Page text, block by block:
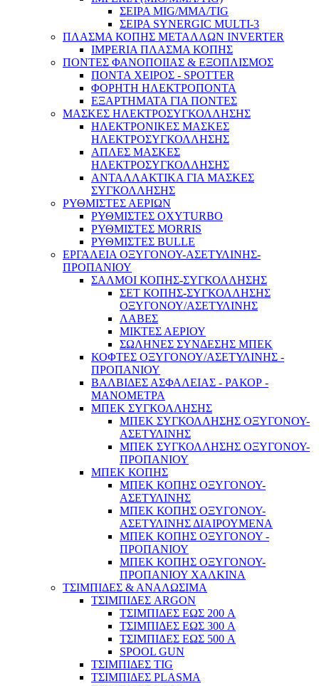
Μέσα Ατομικής Προστασίας
ΣΕΙΡΑ MIG/MMA/TIG
ΣΕΙΡΑ SYNERGIC MULTI-3
ΠΛΑΣΜΑ ΚΟΠΗΣ ΜΕΤΑΛΛΩΝ INVERTER
IMPERIA ΠΛΑΣΜΑ ΚΟΠΗΣ
ΠΟΝΤΕΣ ΦΑΝΟΠΟΙΙΑΣ & ΕΞΟΠΛΙΣΜΟΣ
ΠΟΝΤΑ ΧΕΙΡΟΣ - SPOTTER
ΦΟΡΗΤΗ ΗΛΕΚΤΡΟΠΟΝΤΑ
ΕΞΑΡΤΗΜΑΤΑ ΓΙΑ ΠΟΝΤΕΣ
ΜΑΣΚΕΣ ΗΛΕΚΤΡΟΣΥΓΚΟΛΛΗΣΗΣ
ΗΛΕΚΤΡΟΝΙΚΕΣ ΜΑΣΚΕΣ
ΗΛΕΚΤΡΟΣΥΓΚΟΛΛΗΣΗΣ
ΑΠΛΕΣ ΜΑΣΚΕΣ
ΗΛΕΚΤΡΟΣΥΓΚΟΛΛΗΣΗΣ
ΑΝΤΑΛΛΑΚΤΙΚΑ ΓΙΑ ΜΑΣΚΕΣ
ΣΥΓΚΟΛΛΗΣΗΣ
ΡΥΘΜΙΣΤΕΣ ΑΕΡΙΩΝ
ΡΥΘΜΙΣΤΕΣ OXYTURBO
ΡΥΘΜΙΣΤΕΣ MORRIS
ΡΥΘΜΙΣΤΕΣ BULLE
ΕΡΓΑΛΕΙΑ ΟΞΥΓΟΝΟΥ-ΑΣΕΤΥΛΙΝΗΣ-
ΠΡΟΠΑΝΙΟΥ
ΣΑΛΜΟΙ ΚΟΠΗΣ-ΣΥΓΚΟΛΛΗΣΗΣ
ΣΕΤ ΚΟΠΗΣ-ΣΥΓΚΟΛΛΗΣΗΣ
ΟΞΥΓΟΝΟΥ/ΑΣΕΤΥΛΙΝΗΣ
ΛΑΒΕΣ
ΜΙΚΤΕΣ ΑΕΡΙΟΥ
ΣΩΛΗΝΕΣ ΣΥΝΔΕΣΗΣ ΜΠΕΚ
ΚΟΦΤΕΣ ΟΞΥΓΟΝΟΥ/ΑΣΕΤΥΛΙΝΗΣ -
ΠΡΟΠΑΝΙΟΥ
ΒΑΛΒΙΔΕΣ ΑΣΦΑΛΕΙΑΣ - ΡΑΚΟΡ -
ΜΑΝΟΜΕΤΡΑ
ΜΠΕΚ ΣΥΓΚΟΛΛΗΣΗΣ
ΜΠΕΚ ΣΥΓΚΟΛΛΗΣΗΣ ΟΞΥΓΟΝΟΥ-
ΑΣΕΤΥΛΙΝΗΣ
ΜΠΕΚ ΣΥΓΚΟΛΛΗΣΗΣ ΟΞΥΓΟΝΟΥ-
ΠΡΟΠΑΝΙΟΥ
ΜΠΕΚ ΚΟΠΗΣ
ΜΠΕΚ ΚΟΠΗΣ ΟΞΥΓΟΝΟΥ-
ΑΣΕΤΥΛΙΝΗΣ
ΜΠΕΚ ΚΟΠΗΣ ΟΞΥΓΟΝΟΥ-
ΑΣΕΤΥΛΙΝΗΣ ΔΙΑΙΡΟΥΜΕΝΑ
ΜΠΕΚ ΚΟΠΗΣ ΟΞΥΓΟΝΟΥ -
ΠΡΟΠΑΝΙΟΥ
ΜΠΕΚ ΚΟΠΗΣ ΟΞΥΓΟΝΟΥ-
ΠΡΟΠΑΝΙΟΥ ΧΑΛΚΙΝΑ
ΤΣΙΜΠΙΔΕΣ & ΑΝΑΛΩΣΙΜΑ
ΤΣΙΜΠΙΔΕΣ ARGON
ΤΣΙΜΠΙΔΕΣ ΕΩΣ 200 A
ΤΣΙΜΠΙΔΕΣ ΕΩΣ 300 A
ΤΣΙΜΠΙΔΕΣ ΕΩΣ 500 A
SPOOL GUN
ΤΣΙΜΠΙΔΕΣ TIG
ΤΣΙΜΠΙΔΕΣ PLASMA